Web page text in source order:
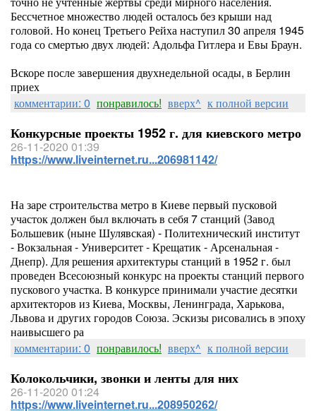
Бессчетное множество людей осталось без крыши над
головой. Но конец Третьего Рейха наступил 30 апреля 1945
года со смертью двух людей: Адольфа Гитлера и Евы Браун.
Вскоре после завершения двухнедельной осады, в Берлин
приех
комментарии: 0 понравилось! вверх^ к полной версии
Конкурсные проекты 1952 г. для киевского метро
26-11-2020 01:39
https://www.liveinternet.ru...206981142/
На заре строительства метро в Киеве первый пусковой
участок должен был включать в себя 7 станций (Завод
Большевик (ныне Шулявская) - Политехнический институт
- Вокзальная - Университет - Крещатик - Арсенальная -
Днепр). Для решения архитектуры станций в 1952 г. был
проведен Всесоюзный конкурс на проекты станций первого
пускового участка. В конкурсе принимали участие десятки
архитекторов из Киева, Москвы, Ленинграда, Харькова,
Львова и других городов Союза. Эскизы рисовались в эпоху
наивысшего ра
комментарии: 0 понравилось! вверх^ к полной версии
Колокольчики, звонки и ленты для них
26-11-2020 01:24
https://www.liveinternet.ru...208950262/